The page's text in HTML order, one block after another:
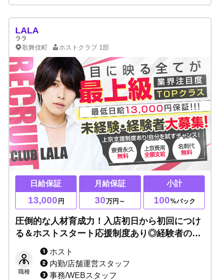
LALA
ララ
歌舞伎町 ホストクラブ 1部
日給保証
13,000 円
月給保証
30万円～
小計
100%バック
圧倒的な人材育成力！入店初日から初回につけ
る＆ホストスタート応援制度あり◎経験者の方
は移籍準備金あり◎全国区の知名度で、売れっ
子への近道になる！
職種
ホスト
内勤/店舗運営スタッフ
事務/WEBスタッフ